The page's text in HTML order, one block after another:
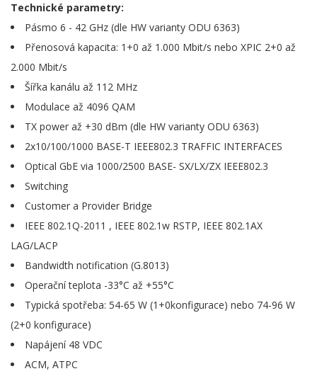
Technické parametry:
Pásmo 6 - 42 GHz (dle HW varianty ODU 6363)
Přenosová kapacita: 1+0 až 1.000 Mbit/s nebo XPIC 2+0 až
2.000 Mbit/s
Šířka kanálu až 112 MHz
Modulace až 4096 QAM
TX power až +30 dBm (dle HW varianty ODU 6363)
2x10/100/1000 BASE-T IEEE802.3 TRAFFIC INTERFACES
Optical GbE via 1000/2500 BASE- SX/LX/ZX IEEE802.3
Switching
Customer a Provider Bridge
IEEE 802.1Q-2011 , IEEE 802.1w RSTP, IEEE 802.1AX
LAG/LACP
Bandwidth notification (G.8013)
Operační teplota -33°C až +55°C
Typická spotřeba: 54-65 W (1+0konfigurace) nebo 74-96 W
(2+0 konfigurace)
Napájení 48 VDC
ACM, ATPC